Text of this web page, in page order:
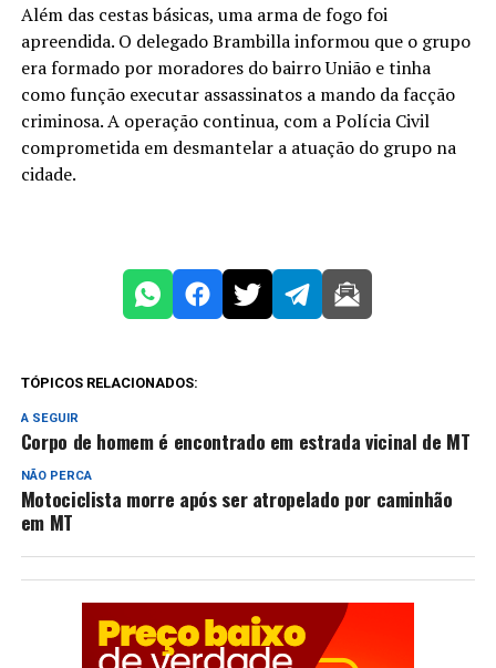
Além das cestas básicas, uma arma de fogo foi
apreendida. O delegado Brambilla informou que o grupo
era formado por moradores do bairro União e tinha
como função executar assassinatos a mando da facção
criminosa. A operação continua, com a Polícia Civil
comprometida em desmantelar a atuação do grupo na
cidade.
TÓPICOS RELACIONADOS:
A SEGUIR
Corpo de homem é encontrado em estrada vicinal de MT
NÃO PERCA
Motociclista morre após ser atropelado por caminhão
em MT